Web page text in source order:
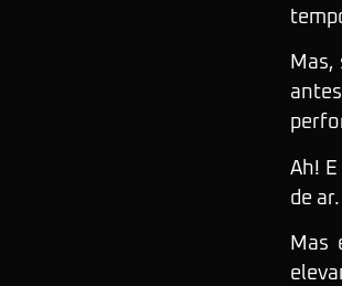
Ah!
de ar.
Mas